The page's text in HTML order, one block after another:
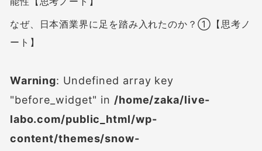
なぜ、日本酒業界に足を踏み入れたのか？①【思考ノ
ート】
Warning: Undefined array key
"before_widget" in /home/zaka/live-
labo.com/public_html/wp-
content/themes/snow-